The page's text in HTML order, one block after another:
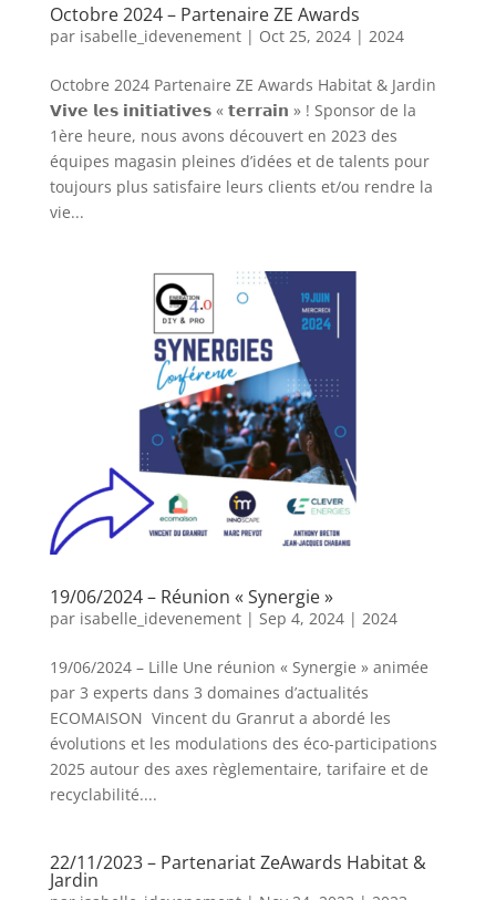
Octobre 2024 – Partenaire ZE Awards
par isabelle_idevenement| Oct 25, 2024| 2024
Octobre 2024 Partenaire ZE Awards Habitat & Jardin
𝗩𝗶𝘃𝗲 𝗹𝗲𝘀 𝗶𝗻𝗶𝘁𝗶𝗮𝘁𝗶𝘃𝗲𝘀 « 𝘁𝗲𝗿𝗿𝗮𝗶𝗻 » ! Sponsor de la
1ère heure, nous avons découvert en 2023 des
équipes magasin pleines d’idées et de talents pour
toujours plus satisfaire leurs clients et/ou rendre la
vie...
19/06/2024 – Réunion « Synergie »
par isabelle_idevenement| Sep 4, 2024| 2024
19/06/2024 – Lille Une réunion « Synergie » animée
par 3 experts dans 3 domaines d’actualités
ECOMAISON Vincent du Granrut a abordé les
évolutions et les modulations des éco-participations
2025 autour des axes règlementaire, tarifaire et de
recyclabilité....
22/11/2023 – Partenariat ZeAwards Habitat &
Jardin